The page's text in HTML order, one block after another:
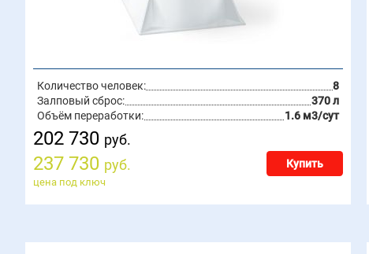
Количество человек:
8
Залповый сброс:
370 л
Объём переработки:
1.6 м3/сут
202 730 руб.
237 730 руб. Купить
цена под ключ